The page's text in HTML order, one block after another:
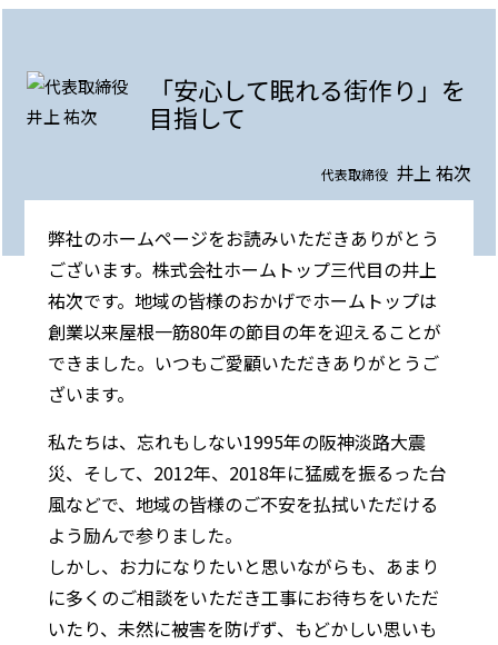
「安心して眠れる街作り」を
目指して
代表取締役 井上 祐次
弊社のホームページをお読みいただきありがとう
ございます。株式会社ホームトップ三代目の井上
祐次です。地域の皆様のおかげでホームトップは
創業以来屋根一筋80年の節目の年を迎えることが
できました。いつもご愛顧いただきありがとうご
ざいます。
私たちは、忘れもしない1995年の阪神淡路大震
災、そして、2012年、2018年に猛威を振るった台
風などで、地域の皆様のご不安を払拭いただける
よう励んで参りました。
しかし、お力になりたいと思いながらも、あまり
に多くのご相談をいただき工事にお待ちをいただ
いたり、未然に被害を防げず、もどかしい思いも